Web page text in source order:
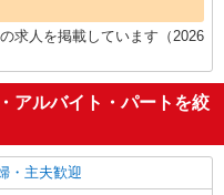
求人を掲載しています（2026
アルバイト・パートを絞
・主夫歓迎